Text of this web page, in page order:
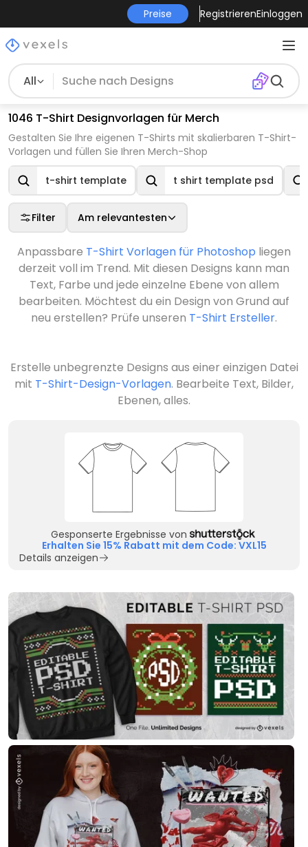
Preise RegistrierenEinloggen
All
1046 T-Shirt Designvorlagen für Merch
Gestalten Sie Ihre eigenen T-Shirts mit skalierbaren T-Shirt-
Vorlagen und füllen Sie Ihren Merch-Shop
t-shirt template t shirt template psd
Filter Am relevantesten
Anpassbare T-Shirt Vorlagen für Photoshop liegen
derzeit voll im Trend. Mit diesen Designs kann man
Text, Farbe und jede einzelne Ebene von allem
bearbeiten. Möchtest du ein Design von Grund auf
neu erstellen? Prüfe unseren T-Shirt Ersteller.
Erstelle unbegrenzte Designs aus einer einzigen Datei
mit T-Shirt-Design-Vorlagen. Bearbeite Text, Bilder,
Ebenen, alles.
Gesponserte Ergebnisse von
Erhalten Sie 15% Rabatt mit dem Code: VXL15
Details anzeigen